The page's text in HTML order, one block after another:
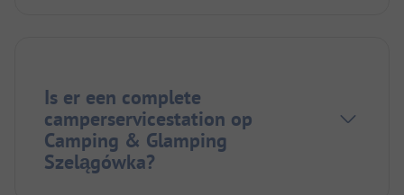
Is er een complete
camperservicestation op
Camping & Glamping
Szelągówka?